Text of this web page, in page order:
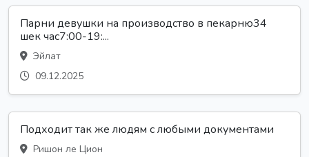
Парни девушки на производство в пекарню34
шек час7:00-19:...
Эйлат
09.12.2025
Подходит так же людям с любыми документами
Ришон ле Цион